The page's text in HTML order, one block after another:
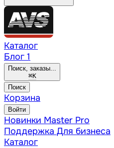
Каталог
Блог 1
Поиск, заказы...
⌘K
Поиск
Корзина
Войти
Новинки Master Pro
Поддержка Для бизнеса
Каталог